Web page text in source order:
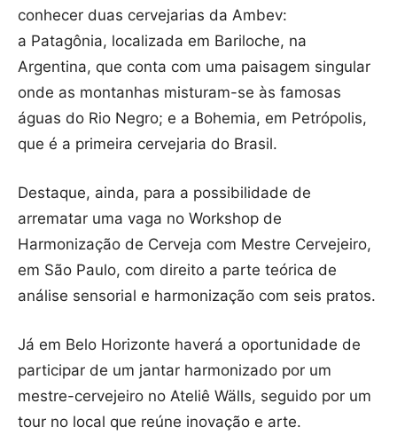
conhecer duas cervejarias da Ambev:
a Patagônia, localizada em Bariloche, na
Argentina, que conta com uma paisagem singular
onde as montanhas misturam-se às famosas
águas do Rio Negro; e a Bohemia, em Petrópolis,
que é a primeira cervejaria do Brasil.
Destaque, ainda, para a possibilidade de
arrematar uma vaga no Workshop de
Harmonização de Cerveja com Mestre Cervejeiro,
em São Paulo, com direito a parte teórica de
análise sensorial e harmonização com seis pratos.
Já em Belo Horizonte haverá a oportunidade de
participar de um jantar harmonizado por um
mestre-cervejeiro no Ateliê Wälls, seguido por um
tour no local que reúne inovação e arte.